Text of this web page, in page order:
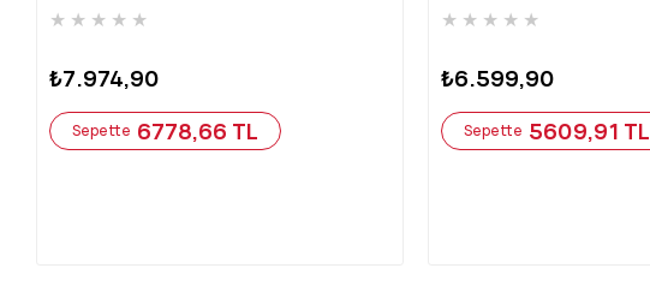
★ ★ ★ ★ ★
₺7.974,90
Sepette 6778,66 TL
★ ★ ★ ★ ★
₺6.599,90
Sepette 5609,91 TL